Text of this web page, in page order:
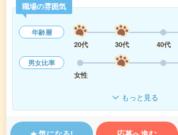
職場の雰囲気
年齢層
20代
30代 40代
男女比率
女性
もっと見る